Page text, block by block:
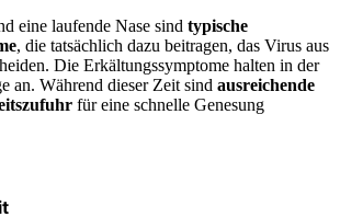
eine laufende Nase sind typische
, die tatsächlich dazu beitragen, das Virus aus
Die Erkältungssymptome halten in der
an. Während dieser Zeit sind ausreichende
für eine schnelle Genesung